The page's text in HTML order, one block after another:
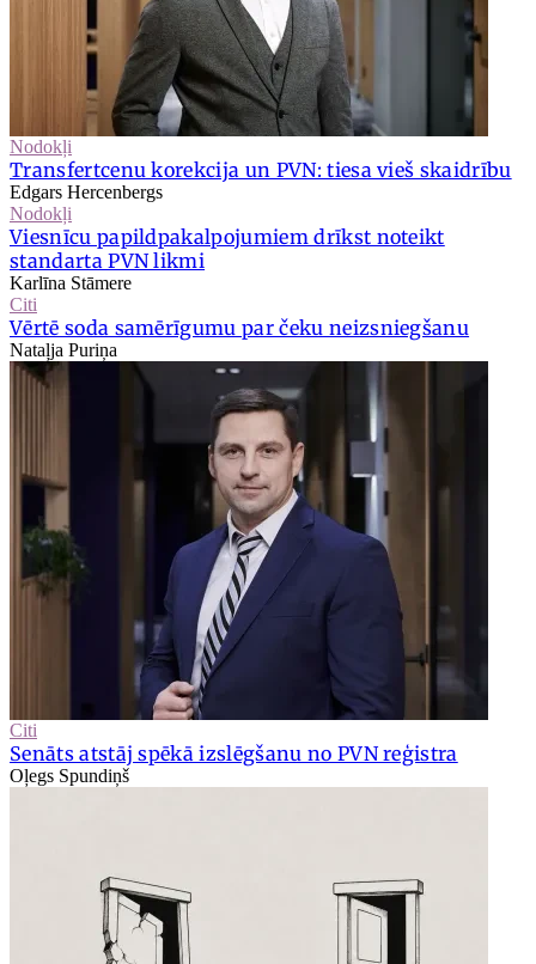
Nodokļi
Transfertcenu korekcija un PVN: tiesa vieš skaidrību
Edgars Hercenbergs
Nodokļi
Viesnīcu papildpakalpojumiem drīkst noteikt
standarta PVN likmi
Karlīna Stāmere
Citi
Vērtē soda samērīgumu par čeku neizsniegšanu
Nataļja Puriņa
Citi
Senāts atstāj spēkā izslēgšanu no PVN reģistra
Oļegs Spundiņš